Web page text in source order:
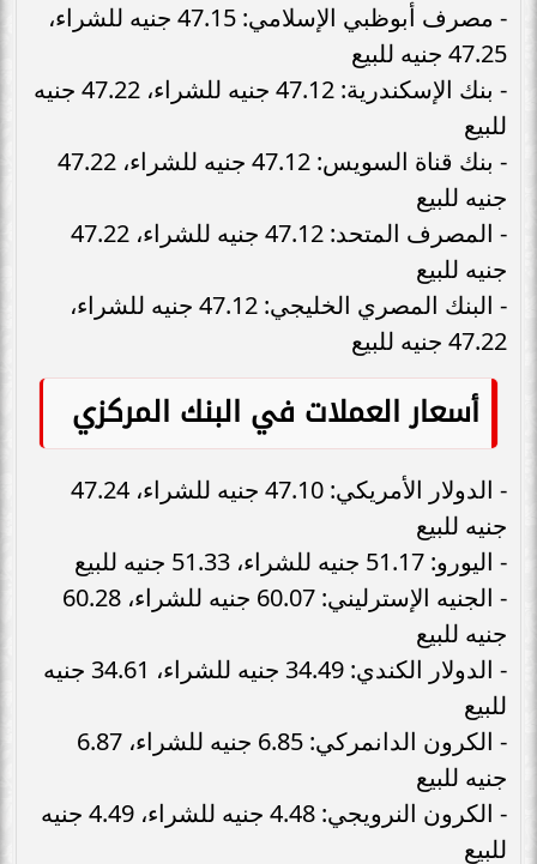
- مصرف أبوظبي الإسلامي: 47.15 جنيه للشراء،
47.25 جنيه للبيع
- بنك الإسكندرية: 47.12 جنيه للشراء، 47.22 جنيه
للبيع
- بنك قناة السويس: 47.12 جنيه للشراء، 47.22
جنيه للبيع
- المصرف المتحد: 47.12 جنيه للشراء، 47.22
جنيه للبيع
- البنك المصري الخليجي: 47.12 جنيه للشراء،
47.22 جنيه للبيع
أسعار العملات في البنك المركزي
- الدولار الأمريكي: 47.10 جنيه للشراء، 47.24
جنيه للبيع
- اليورو: 51.17 جنيه للشراء، 51.33 جنيه للبيع
- الجنيه الإسترليني: 60.07 جنيه للشراء، 60.28
جنيه للبيع
- الدولار الكندي: 34.49 جنيه للشراء، 34.61 جنيه
للبيع
- الكرون الدانمركي: 6.85 جنيه للشراء، 6.87
جنيه للبيع
- الكرون النرويجي: 4.48 جنيه للشراء، 4.49 جنيه
للبيع